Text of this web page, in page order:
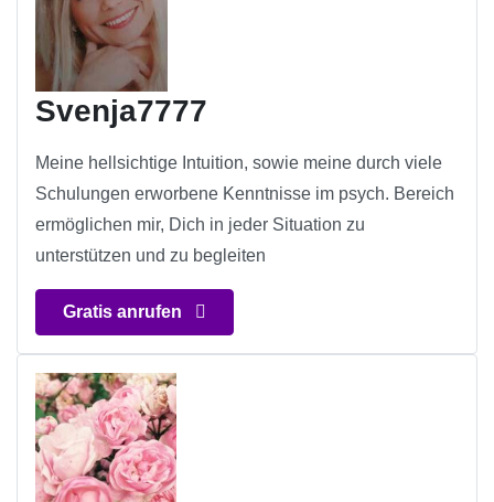
Svenja7777
Meine hellsichtige Intuition, sowie meine durch viele
Schulungen erworbene Kenntnisse im psych. Bereich
ermöglichen mir, Dich in jeder Situation zu
unterstützen und zu begleiten
Gratis anrufen